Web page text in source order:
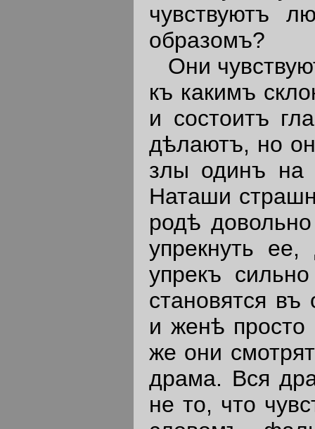
чувствуютъ
образомъ?
Они
къ какимъ
и состоитъ
дѣлаютъ, но
злы одинъ на
Наташи
родѣ
упрекнуть
упрекъ
становятся въ
и женѣ просто
же они
драма. Вся
не то, что